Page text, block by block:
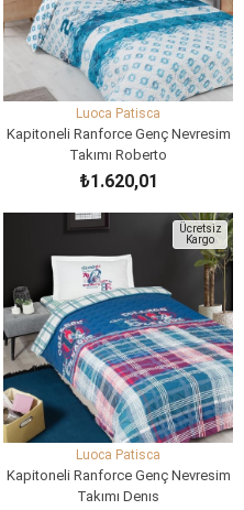
Luoca Patisca
Kapitoneli Ranforce Genç Nevresim
Takımı Roberto
₺1.620,01
SEPETE EKLE
Ücretsiz
Kargo
Luoca Patisca
Kapitoneli Ranforce Genç Nevresim
Takımı Denıs